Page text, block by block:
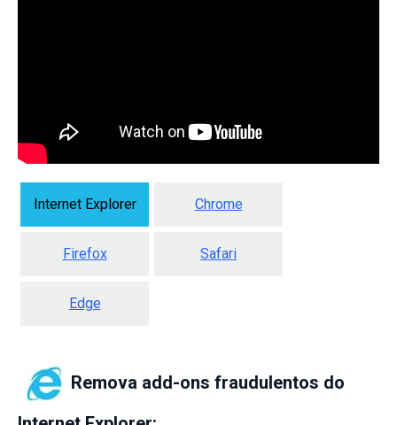
Internet Explorer Chrome
Firefox Safari
Edge
Remova add-ons fraudulentos do